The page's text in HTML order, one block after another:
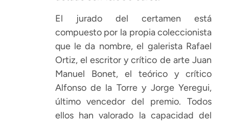
El jurado del certamen está
compuesto por la propia coleccionista
que le da nombre, el galerista Rafael
Ortiz, el escritor y crítico de arte Juan
Manuel Bonet, el teórico y crítico
Alfonso de la Torre y Jorge Yeregui,
último vencedor del premio. Todos
ellos han valorado la capacidad del